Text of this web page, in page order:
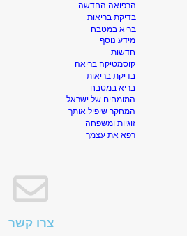
הרפואה החדשה
בדיקת בריאות
בריא במטבח
מידע נוסף
חדשות
קוסמטיקה בריאה
בדיקת בריאות
בריא במטבח
המומחים של ישראל
המחקר שיפיל אותך
זוגיות ומשפחה
רפא את עצמך
צרו קשר